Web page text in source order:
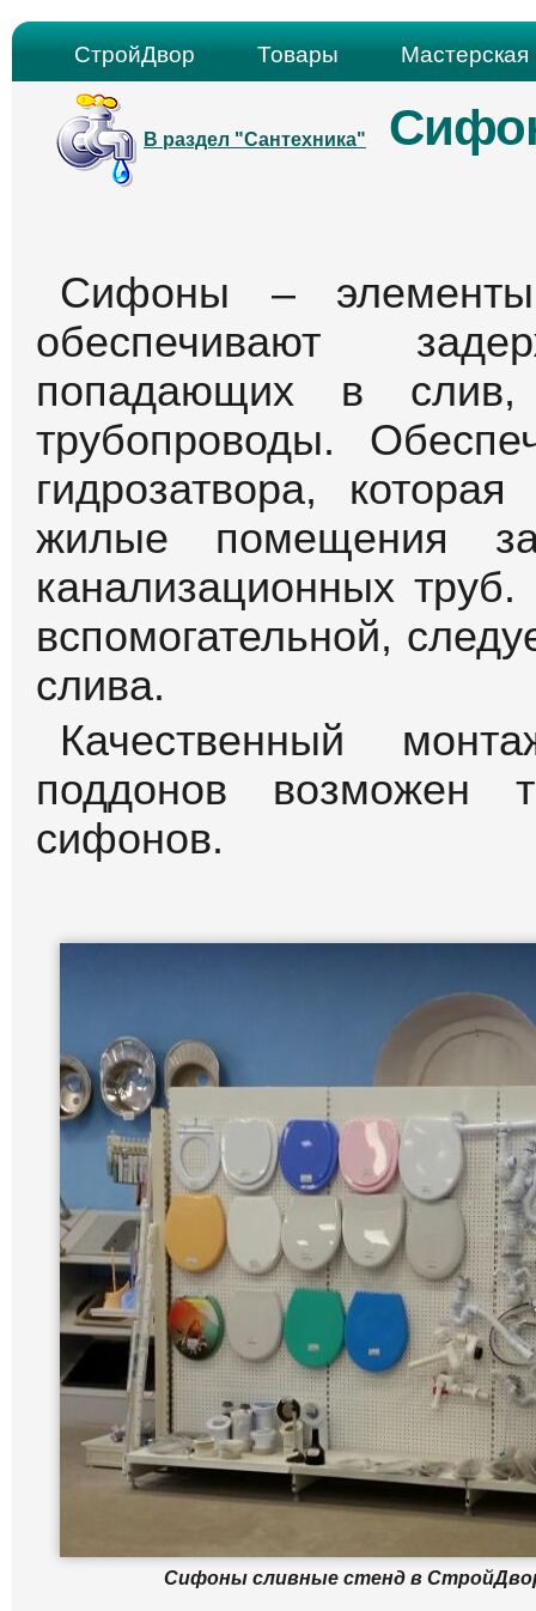
СтройДвор Товары Мастерская
В раздел "Сантехника"
Сифоны –
обеспечивают
попадающих в
трубопроводы.
гидрозатвора,
жилые помещения
канализационных
вспомогательной,
слива.
Качественный
поддонов возможен
сифонов.
Сифоны сливные стенд в